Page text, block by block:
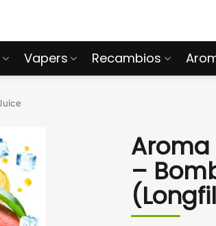
Vapers Recambios
Aroma
–